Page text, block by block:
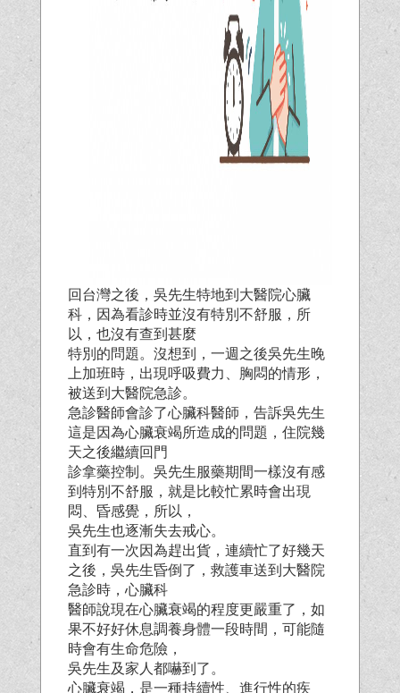
回台灣之後，吳先生特地到大醫院心臟
科，因為看診時並沒有特別不舒服，所
以，也沒有查到甚麼
特別的問題。沒想到，一週之後吳先生晚
上加班時，出現呼吸費力、胸悶的情形，
被送到大醫院急診。
急診醫師會診了心臟科醫師，告訴吳先生
這是因為心臟衰竭所造成的問題，住院幾
天之後繼續回門
診拿藥控制。吳先生服藥期間一樣沒有感
到特別不舒服，就是比較忙累時會出現
悶、昏感覺，所以，
吳先生也逐漸失去戒心。
直到有一次因為趕出貨，連續忙了好幾天
之後，吳先生昏倒了，救護車送到大醫院
急診時，心臟科
醫師說現在心臟衰竭的程度更嚴重了，如
果不好好休息調養身體一段時間，可能隨
時會有生命危險，
吳先生及家人都嚇到了。
心臟衰竭，是一種持續性、進行性的疾